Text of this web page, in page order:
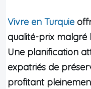
Vivre en Turquie
qualité-prix malgré
Une planification
expatriés de
profitant